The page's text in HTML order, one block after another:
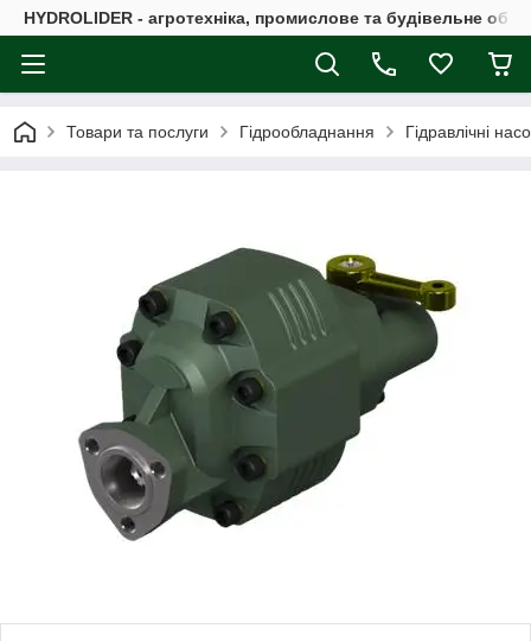
HYDROLIDER - агротехніка, промислове та будівельне
Товари та послуги Гідрообладнання Гідравлічні